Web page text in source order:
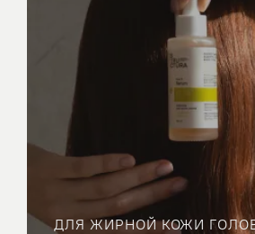
ДЛЯ ЖИРНОЙ КОЖИ